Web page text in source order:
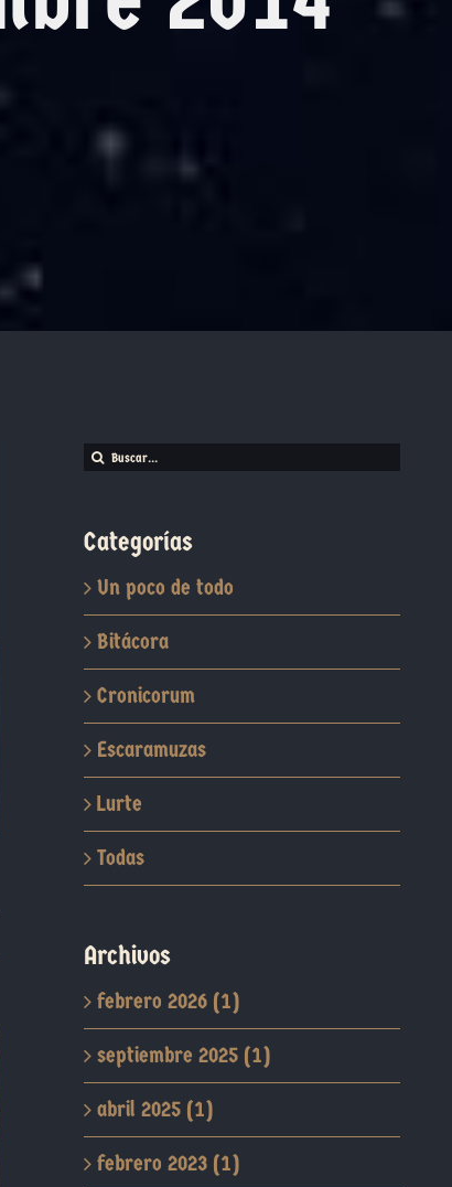
Buscar:
Categorías
Un poco de todo
Bitácora
Cronicorum
Escaramuzas
Lurte
Todas
Archivos
febrero 2026 (1)
septiembre 2025 (1)
abril 2025 (1)
febrero 2023 (1)